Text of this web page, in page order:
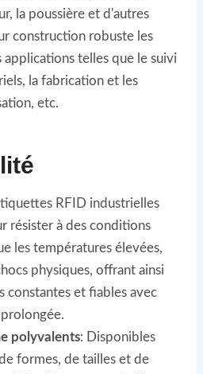
la poussière et d'autres
construction robuste les
telles que le suivi
la fabrication et les
etc.
RFID industrielles
résister à des conditions
les températures élevées,
physiques, offrant ainsi
constantes et fiables avec
polyvalents: Disponibles
formes, de tailles et de